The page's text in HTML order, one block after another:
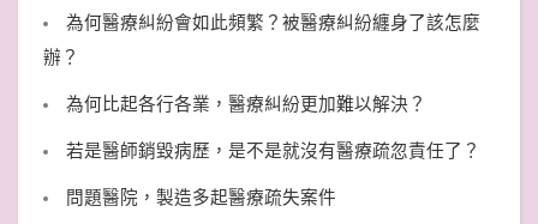
為何醫療糾紛會如此頻繁？被醫療糾紛纏身了該怎麼
辦？
為何比起各行各業，醫療糾紛更加難以解決？
若是醫師銷毀病歷，是不是就沒有醫療疏忽責任了？
問題醫院，製造多起醫療疏失案件